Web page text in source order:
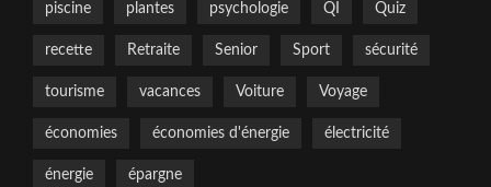
piscine plantes psychologie QI Quiz
recette Retraite Senior Sport sécurité
tourisme vacances Voiture Voyage
économies économies d'énergie électricité
énergie épargne